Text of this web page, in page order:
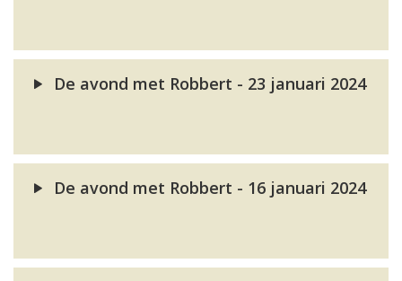
De avond met Robbert - 23 januari 2024
De avond met Robbert - 16 januari 2024